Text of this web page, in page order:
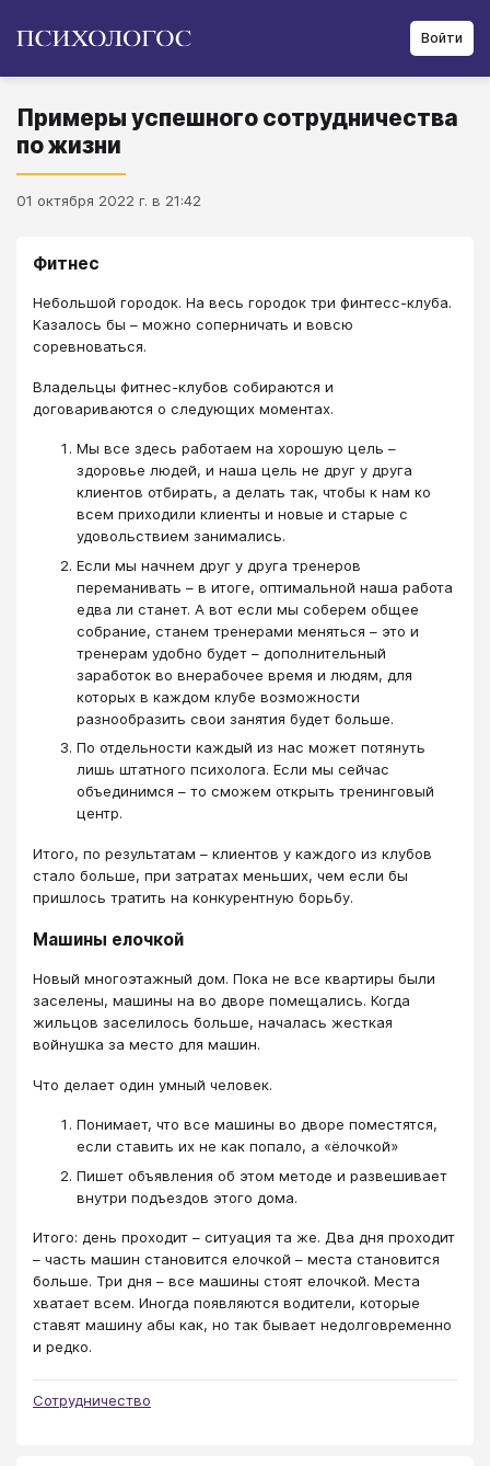
Войти
Примеры успешного сотрудничества
по жизни
01 октября 2022 г. в 21:42
Фитнес
Небольшой городок. На весь городок три финтесс-клуба.
Казалось бы – можно соперничать и вовсю
соревноваться.
Владельцы фитнес-клубов собираются и
договариваются о следующих моментах.
Мы все здесь работаем на хорошую цель –
здоровье людей, и наша цель не друг у друга
клиентов отбирать, а делать так, чтобы к нам ко
всем приходили клиенты и новые и старые с
удовольствием занимались.
Если мы начнем друг у друга тренеров
переманивать – в итоге, оптимальной наша работа
едва ли станет. А вот если мы соберем общее
собрание, станем тренерами меняться – это и
тренерам удобно будет – дополнительный
заработок во внерабочее время и людям, для
которых в каждом клубе возможности
разнообразить свои занятия будет больше.
По отдельности каждый из нас может потянуть
лишь штатного психолога. Если мы сейчас
объединимся – то сможем открыть тренинговый
центр.
Итого, по результатам – клиентов у каждого из клубов
стало больше, при затратах меньших, чем если бы
пришлось тратить на конкурентную борьбу.
Машины елочкой
Новый многоэтажный дом. Пока не все квартиры были
заселены, машины на во дворе помещались. Когда
жильцов заселилось больше, началась жесткая
войнушка за место для машин.
Что делает один умный человек.
Понимает, что все машины во дворе поместятся,
если ставить их не как попало, а «ёлочкой»
Пишет объявления об этом методе и развешивает
внутри подъездов этого дома.
Итого: день проходит – ситуация та же. Два дня проходит
– часть машин становится елочкой – места становится
больше. Три дня – все машины стоят елочкой. Места
хватает всем. Иногда появляются водители, которые
ставят машину абы как, но так бывает недолговременно
и редко.
Сотрудничество